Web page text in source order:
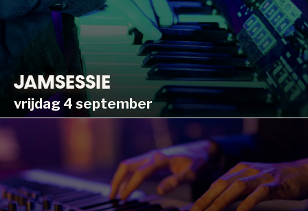
JAMSESSIE
vrijdag 4 september